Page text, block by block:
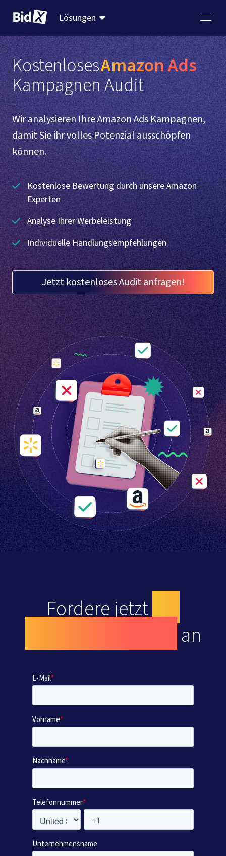
Lösungen
KostenlosesAmazon Ads
Kampagnen Audit
Wir analysieren Ihre Amazon Ads Kampagnen,
damit Sie ihr volles Potenzial ausschöpfen
können.
Kostenlose Bewertung durch unsere Amazon
Experten
Analyse Ihrer Werbeleistung
Individuelle Handlungsempfehlungen
Jetzt kostenloses Audit anfragen!
Fordere jetztein
an